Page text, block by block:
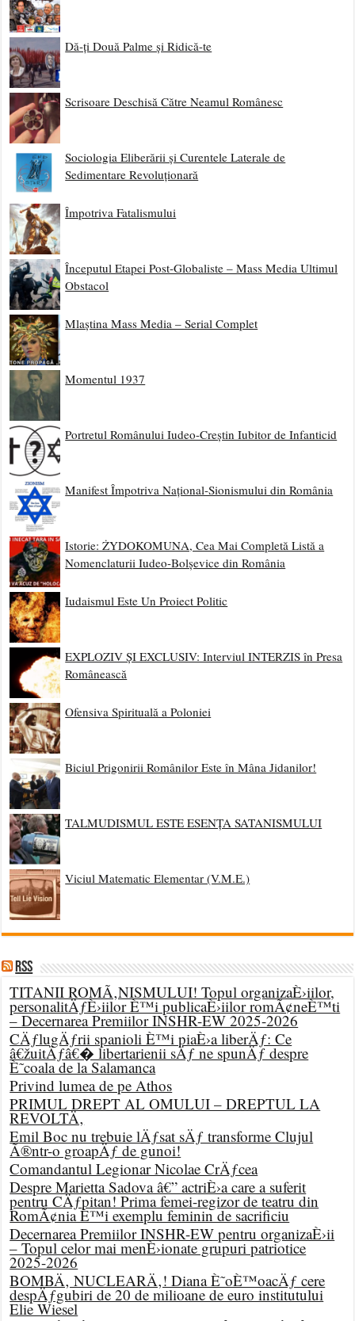
Dă-ți Două Palme și Ridică-te
Scrisoare Deschisă Către Neamul Românesc
Sociologia Eliberării și Curentele Laterale de
Sedimentare Revoluționară
Împotriva Fatalismului
Începutul Etapei Post-Globaliste – Mass Media Ultimul
Obstacol
Mlaștina Mass Media – Serial Complet
Momentul 1937
Portretul Românului Iudeo-Creștin Iubitor de Infanticid
Manifest Împotriva Național-Sionismului din România
Istorie: ŻYDOKOMUNA, Cea Mai Completă Listă a
Nomenclaturii Iudeo-Bolșevice din România
Iudaismul Este Un Proiect Politic
EXPLOZIV ȘI EXCLUSIV: Interviul INTERZIS în Presa
Românească
Ofensiva Spirituală a Poloniei
Biciul Prigonirii Românilor Este în Mâna Jidanilor!
TALMUDISMUL ESTE ESENȚA SATANISMULUI
Viciul Matematic Elementar (V.M.E.)
RSS
TITANII ROMÃ‚NISMULUI! Topul organizaÈ›iilor,
personalitÄƒÈ›iilor È™i publicaÈ›iilor romÃ¢neÈ™ti
– Decernarea Premiilor INSHR-EW 2025-2026
CÄƒlugÄƒrii spanioli È™i piaÈ›a liberÄƒ: Ce
â€žuitÄƒâ€� libertarienii sÄƒ ne spunÄƒ despre
È˜coala de la Salamanca
Privind lumea de pe Athos
PRIMUL DREPT AL OMULUI – DREPTUL LA
REVOLTÄ‚
Emil Boc nu trebuie lÄƒsat sÄƒ transforme Clujul
Ã®ntr-o groapÄƒ de gunoi!
Comandantul Legionar Nicolae CrÄƒcea
Despre Marietta Sadova â€” actriÈ›a care a suferit
pentru CÄƒpitan! Prima femei-regizor de teatru din
RomÃ¢nia È™i exemplu feminin de sacrificiu
Decernarea Premiilor INSHR-EW pentru organizaÈ›ii
– Topul celor mai menÈ›ionate grupuri patriotice
2025-2026
BOMBÄ‚ NUCLEARÄ‚! Diana È˜oÈ™oacÄƒ cere
despÄƒgubiri de 20 de milioane de euro institutului
Elie Wiesel